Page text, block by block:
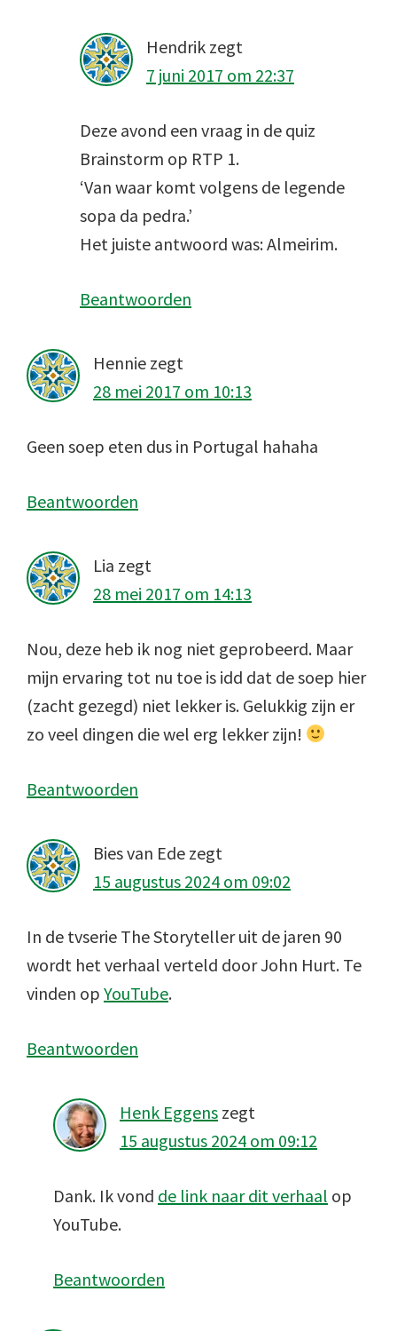
Hendrik zegt
7 juni 2017 om 22:37
Deze avond een vraag in de quiz
Brainstorm op RTP 1.
‘Van waar komt volgens de legende
sopa da pedra.’
Het juiste antwoord was: Almeirim.
Beantwoorden
Hennie zegt
28 mei 2017 om 10:13
Geen soep eten dus in Portugal hahaha
Beantwoorden
Lia zegt
28 mei 2017 om 14:13
Nou, deze heb ik nog niet geprobeerd. Maar
mijn ervaring tot nu toe is idd dat de soep hier
(zacht gezegd) niet lekker is. Gelukkig zijn er
zo veel dingen die wel erg lekker zijn!
Beantwoorden
Bies van Ede zegt
15 augustus 2024 om 09:02
In de tvserie The Storyteller uit de jaren 90
wordt het verhaal verteld door John Hurt. Te
vinden op YouTube.
Beantwoorden
Henk Eggens zegt
15 augustus 2024 om 09:12
Dank. Ik vond de link naar dit verhaal op
YouTube.
Beantwoorden